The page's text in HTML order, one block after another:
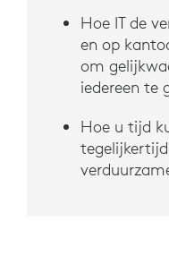
Hoe IT de
en op
om
iedereen te
Hoe u tijd